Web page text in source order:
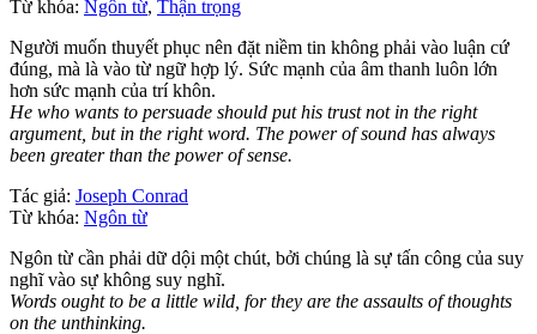
Từ khóa: Ngôn từ, Thận trọng
Người muốn thuyết phục nên đặt niềm tin không phải vào luận cứ
đúng, mà là vào từ ngữ hợp lý. Sức mạnh của âm thanh luôn lớn
hơn sức mạnh của trí khôn.
He who wants to persuade should put his trust not in the right
argument, but in the right word. The power of sound has always
been greater than the power of sense.
Tác giả: Joseph Conrad
Từ khóa: Ngôn từ
Ngôn từ cần phải dữ dội một chút, bởi chúng là sự tấn công của suy
nghĩ vào sự không suy nghĩ.
Words ought to be a little wild, for they are the assaults of thoughts
on the unthinking.